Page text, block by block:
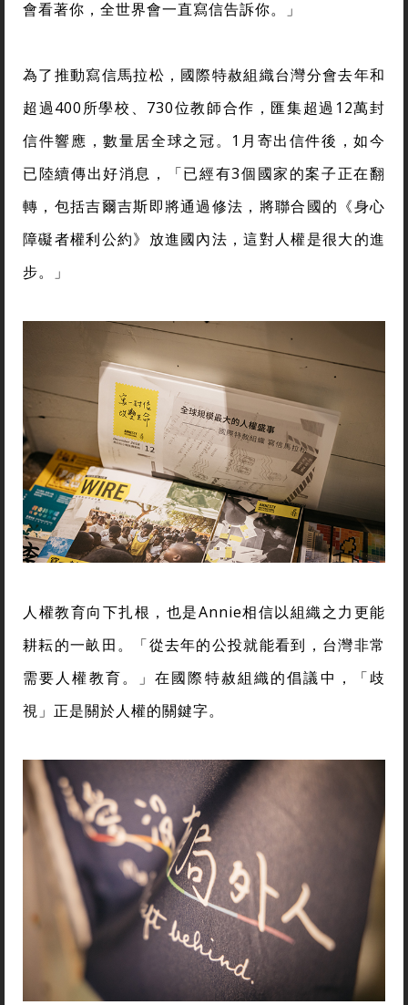
會看著你，全世界會一直寫信告訴你。」
為了推動寫信馬拉松，國際特赦組織台灣分會去年和
超過400所學校、730位教師合作，匯集超過12萬封
信件響應，數量居全球之冠。1月寄出信件後，如今
已陸續傳出好消息，「已經有3個國家的案子正在翻
轉，包括吉爾吉斯即將通過修法，將聯合國的《身心
障礙者權利公約》放進國內法，這對人權是很大的進
步。」
人權教育向下扎根，也是Annie相信以組織之力更能
耕耘的一畝田。「從去年的公投就能看到，台灣非常
需要人權教育。」在國際特赦組織的倡議中，「歧
視」正是關於人權的關鍵字。